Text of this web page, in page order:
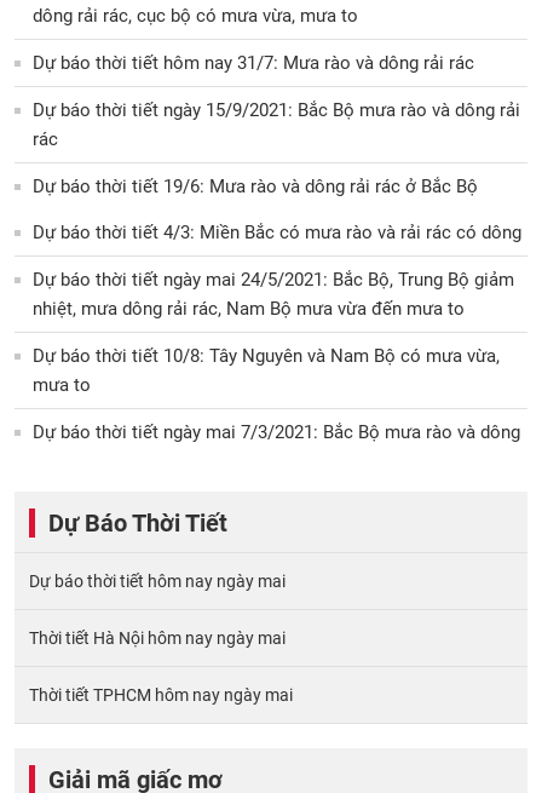
dông rải rác, cục bộ có mưa vừa, mưa to
Dự báo thời tiết hôm nay 31/7: Mưa rào và dông rải rác
Dự báo thời tiết ngày 15/9/2021: Bắc Bộ mưa rào và dông rải
rác
Dự báo thời tiết 19/6: Mưa rào và dông rải rác ở Bắc Bộ
Dự báo thời tiết 4/3: Miền Bắc có mưa rào và rải rác có dông
Dự báo thời tiết ngày mai 24/5/2021: Bắc Bộ, Trung Bộ giảm
nhiệt, mưa dông rải rác, Nam Bộ mưa vừa đến mưa to
Dự báo thời tiết 10/8: Tây Nguyên và Nam Bộ có mưa vừa,
mưa to
Dự báo thời tiết ngày mai 7/3/2021: Bắc Bộ mưa rào và dông
Dự Báo Thời Tiết
Dự báo thời tiết hôm nay ngày mai
Thời tiết Hà Nội hôm nay ngày mai
Thời tiết TPHCM hôm nay ngày mai
Giải mã giấc mơ